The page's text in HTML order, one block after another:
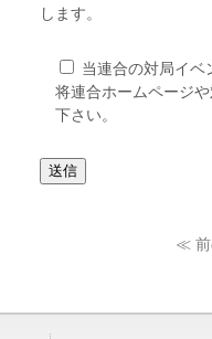
します。
当連合の対局イベ
将連合ホームページ
下さい。
≪ 前